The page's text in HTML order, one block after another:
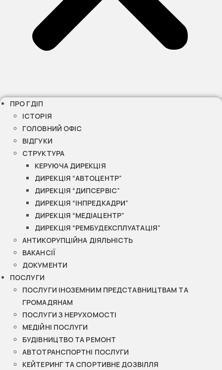
ПРО ГДІП
ІСТОРІЯ
ГОЛОВНИЙ ОФІС
ВІДГУКИ
СТРУКТУРА
КЕРУЮЧА ДИРЕКЦІЯ
ДИРЕКЦІЯ “АВТОЦЕНТР”
ДИРЕКЦІЯ “ДИПСЕРВІС”
ДИРЕКЦІЯ “ІНПРЕДКАДРИ”
ДИРЕКЦІЯ “МЕДІАЦЕНТР”
ДИРЕКЦІЯ “РЕМБУДЕКСПЛУАТАЦІЯ”
АНТИКОРУПЦІЙНА ДІЯЛЬНІСТЬ
ВАКАНСІЇ
ДОКУМЕНТИ
ПОСЛУГИ
ПОСЛУГИ ІНОЗЕМНИМ ПРЕДСТАВНИЦТВАМ ТА
ГРОМАДЯНАМ
ПОСЛУГИ З НЕРУХОМОСТІ
МЕДІЙНІ ПОСЛУГИ
БУДІВНИЦТВО ТА РЕМОНТ
АВТОТРАНСПОРТНІ ПОСЛУГИ
КЕЙТЕРИНГ ТА СПОРТИВНЕ ДОЗВІЛЛЯ